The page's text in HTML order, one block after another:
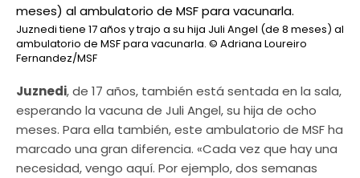
Juznedi tiene 17 años y trajo a su hija Juli Angel (de 8 meses) al
ambulatorio de MSF para vacunarla. © Adriana Loureiro
Fernandez/MSF
Juznedi, de 17 años, también está sentada en la sala,
esperando la vacuna de Juli Angel, su hija de ocho
meses. Para ella también, este ambulatorio de MSF ha
marcado una gran diferencia. «Cada vez que hay una
necesidad, vengo aquí. Por ejemplo, dos semanas